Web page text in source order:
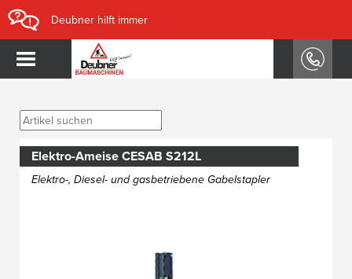
Deubner hilft immer
Elektro-Ameise CESAB S212L
Elektro-, Diesel- und gasbetriebene Gabelstapler